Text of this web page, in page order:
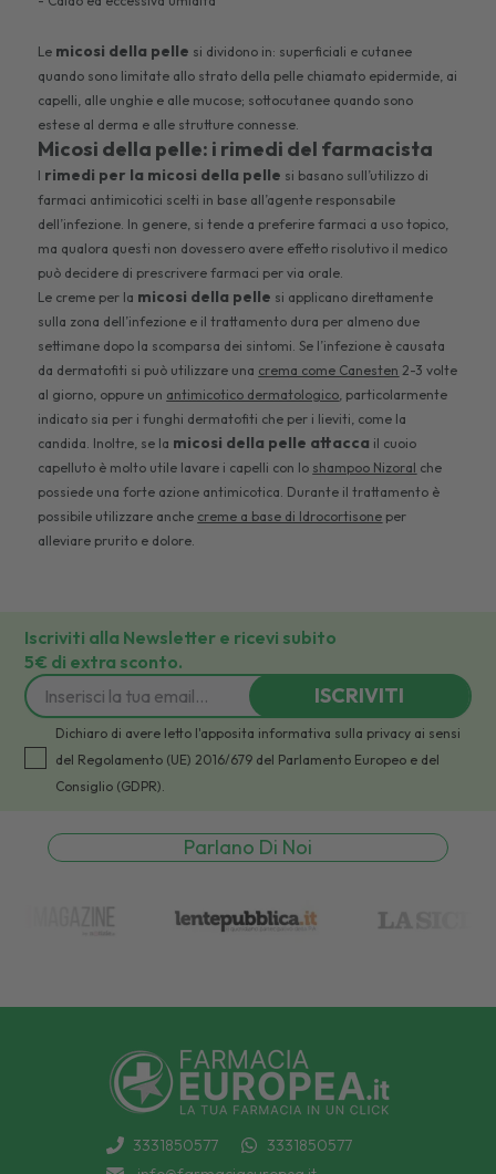
Le micosi della pelle si dividono in: superficiali e cutanee
quando sono limitate allo strato della pelle chiamato epidermide, ai
capelli, alle unghie e alle mucose; sottocutanee quando sono
estese al derma e alle strutture connesse.
Micosi della pelle: i rimedi del farmacista
I rimedi per la micosi della pelle si basano sull’utilizzo di
farmaci antimicotici scelti in base all’agente responsabile
dell’infezione. In genere, si tende a preferire farmaci a uso topico,
ma qualora questi non dovessero avere effetto risolutivo il medico
può decidere di prescrivere farmaci per via orale.
Le creme per la micosi della pelle si applicano direttamente
sulla zona dell’infezione e il trattamento dura per almeno due
settimane dopo la scomparsa dei sintomi. Se l’infezione è causata
da dermatofiti si può utilizzare una crema come Canesten 2-3 volte
al giorno, oppure un antimicotico dermatologico, particolarmente
indicato sia per i funghi dermatofiti che per i lieviti, come la
candida. Inoltre, se la micosi della pelle attacca il cuoio
capelluto è molto utile lavare i capelli con lo shampoo Nizoral che
possiede una forte azione antimicotica. Durante il trattamento è
possibile utilizzare anche creme a base di Idrocortisone per
alleviare prurito e dolore.
Iscriviti alla Newsletter e ricevi subito
5€ di extra sconto.
ISCRIVITI
Dichiaro di avere letto l'apposita informativa sulla privacy ai sensi
del Regolamento (UE) 2016/679 del Parlamento Europeo e del
Consiglio (GDPR).
Parlano Di Noi
3331850577
3331850577